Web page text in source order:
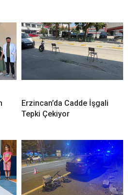
Erzincan’da Cadde İşgali
Tepki Çekiyor